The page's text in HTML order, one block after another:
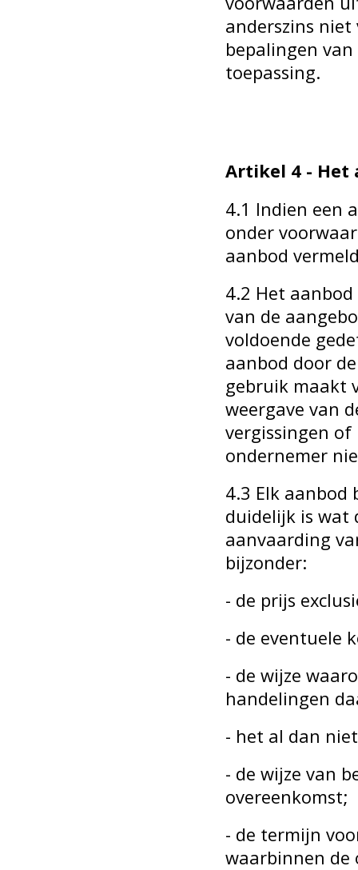
anderszins
bepalingen
toepassing.
Artikel 4 - Het
4.1 Indien een
onder
aanbod
4.2 Het
van de
voldoende
aanbod door
gebruik maakt
weergave van
vergissingen
ondernemer
4.3 Elk
duidelijk is wat
aanvaarding
bijzonder:
- de prijs
- de eventuele
- de wijze
handelingen
- het al dan
- de wijze van
overeenkomst;
- de termijn
waarbinnen de